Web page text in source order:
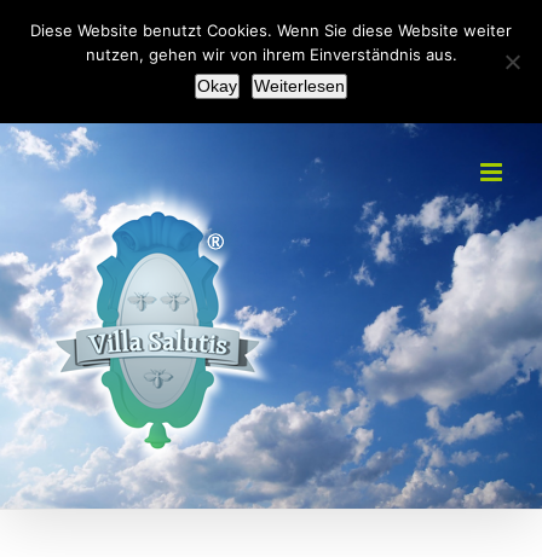
+49(0)2151 451092 info@villa-salutis.de
Facebook
Diese Website benutzt Cookies. Wenn Sie diese Website weiter
nutzen, gehen wir von ihrem Einverständnis aus.
Okay
Weiterlesen